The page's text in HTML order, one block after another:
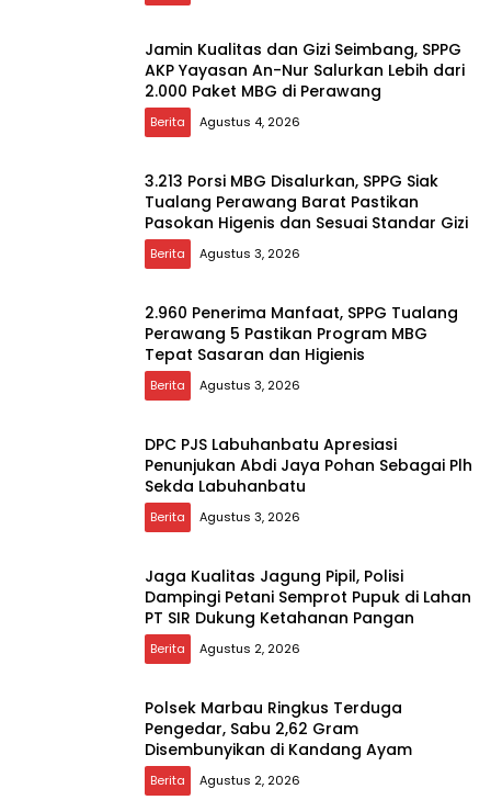
Jamin Kualitas dan Gizi Seimbang, SPPG
AKP Yayasan An-Nur Salurkan Lebih dari
2.000 Paket MBG di Perawang
Berita Agustus 4, 2026
3.213 Porsi MBG Disalurkan, SPPG Siak
Tualang Perawang Barat Pastikan
Pasokan Higenis dan Sesuai Standar Gizi
Berita Agustus 3, 2026
2.960 Penerima Manfaat, SPPG Tualang
Perawang 5 Pastikan Program MBG
Tepat Sasaran dan Higienis
Berita Agustus 3, 2026
DPC PJS Labuhanbatu Apresiasi
Penunjukan Abdi Jaya Pohan Sebagai Plh
Sekda Labuhanbatu
Berita Agustus 3, 2026
Jaga Kualitas Jagung Pipil, Polisi
Dampingi Petani Semprot Pupuk di Lahan
PT SIR Dukung Ketahanan Pangan
Berita Agustus 2, 2026
Polsek Marbau Ringkus Terduga
Pengedar, Sabu 2,62 Gram
Disembunyikan di Kandang Ayam
Berita Agustus 2, 2026